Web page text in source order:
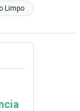
Limpo